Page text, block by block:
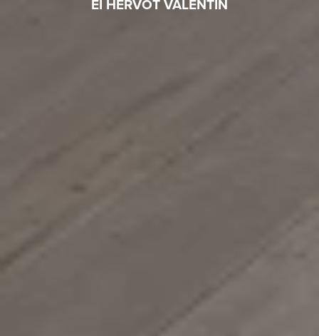
EI HERVOT VALENTIN